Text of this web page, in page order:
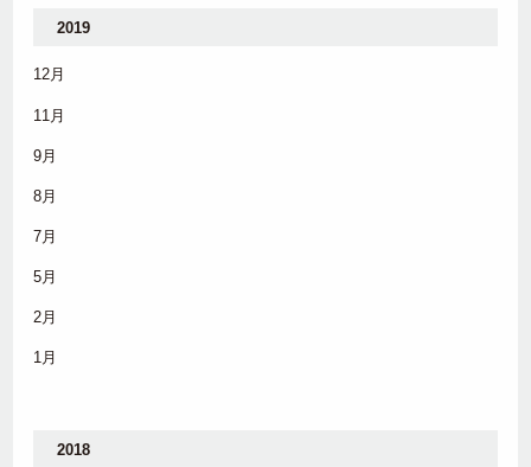
2019
12月
11月
9月
8月
7月
5月
2月
1月
2018